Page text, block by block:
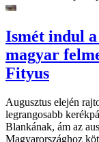
Ismét indul
magyar
Fityus
Augusztus elején
legrangosabb
Blankának, ám az
Magyarországhoz